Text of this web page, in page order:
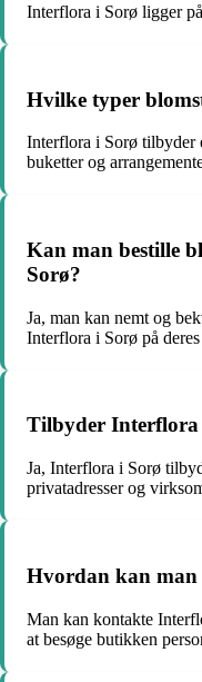
Interflora i Sorø ligger
Hvilke typer
Interflora i Sorø tilbyder
buketter og
Kan man bestille
Sorø?
Ja, man kan nemt og
Interflora i Sorø på
Tilbyder Interflora
Ja, Interflora i Sorø
privatadresser og
Hvordan kan
Man kan kontakte
at besøge butikken